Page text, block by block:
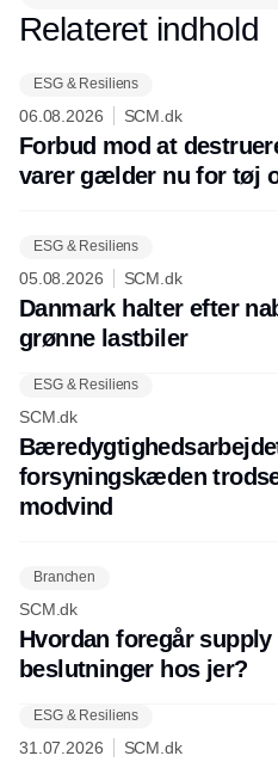
hos INOX
Relateret indhold
ESG & Resiliens
06.08.2026 SCM.dk
Forbud mod at
varer gælder nu for tøj
ESG & Resiliens
05.08.2026 SCM.dk
Danmark halter efter
grønne lastbiler
ESG & Resiliens
SCM.dk
forsyningskæden
modvind
Branchen
SCM.dk
Hvordan foregår supply
beslutninger hos jer?
ESG & Resiliens
31.07.2026 SCM.dk